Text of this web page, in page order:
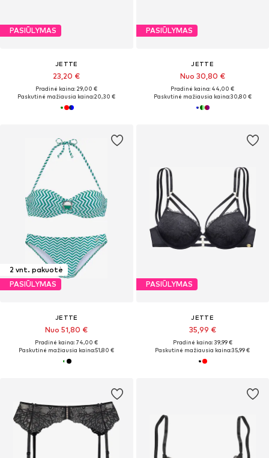
PASIŪLYMAS
JETTE
23,20 €
Pradinė kaina: 29,00 €
Paskutinė mažiausia kaina:20,30 €
PASIŪLYMAS
JETTE
Nuo 30,80 €
Pradinė kaina: 44,00 €
Paskutinė mažiausia kaina:30,80 €
2 vnt. pakuotė
PASIŪLYMAS
JETTE
Nuo 51,80 €
Pradinė kaina: 74,00 €
Paskutinė mažiausia kaina:51,80 €
PASIŪLYMAS
JETTE
35,99 €
Pradinė kaina: 39,99 €
Paskutinė mažiausia kaina:35,99 €